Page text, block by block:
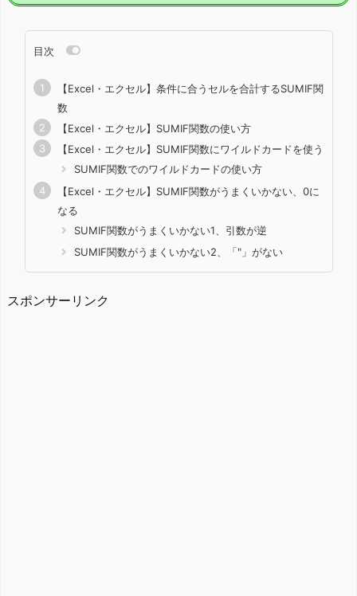
目次
【Excel・エクセル】条件に合うセルを合計するSUMIF関
数
【Excel・エクセル】SUMIF関数の使い方
【Excel・エクセル】SUMIF関数にワイルドカードを使う
SUMIF関数でのワイルドカードの使い方
【Excel・エクセル】SUMIF関数がうまくいかない、0に
なる
SUMIF関数がうまくいかない1、引数が逆
SUMIF関数がうまくいかない2、「"」がない
スポンサーリンク